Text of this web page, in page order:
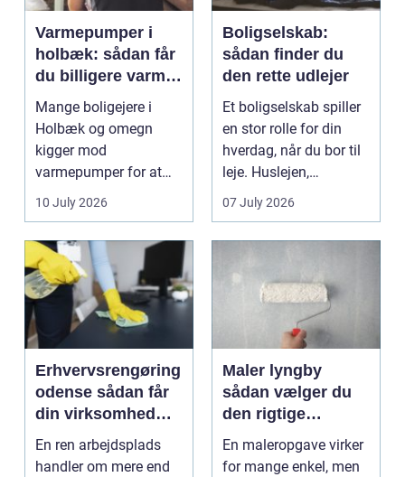
Varmepumper i
holbæk: sådan får
du billigere varme
og bedre
indeklima
Mange boligejere i
Holbæk og omegn
kigger mod
varmepumper for at
sænke
varmeregningen og få
et sunde...
10 July 2026
Boligselskab:
sådan finder du
den rette udlejer
Et boligselskab spiller
en stor rolle for din
hverdag, når du bor til
leje. Huslejen,
vedligeh...
07 July 2026
Erhvervsrengøring
odense sådan får
din virksomhed
mest værdi for
pengene
En ren arbejdsplads
handler om mere end
Maler lyngby
sådan vælger du
den rigtige
fagmand
En maleropgave virker
for mange enkel, men